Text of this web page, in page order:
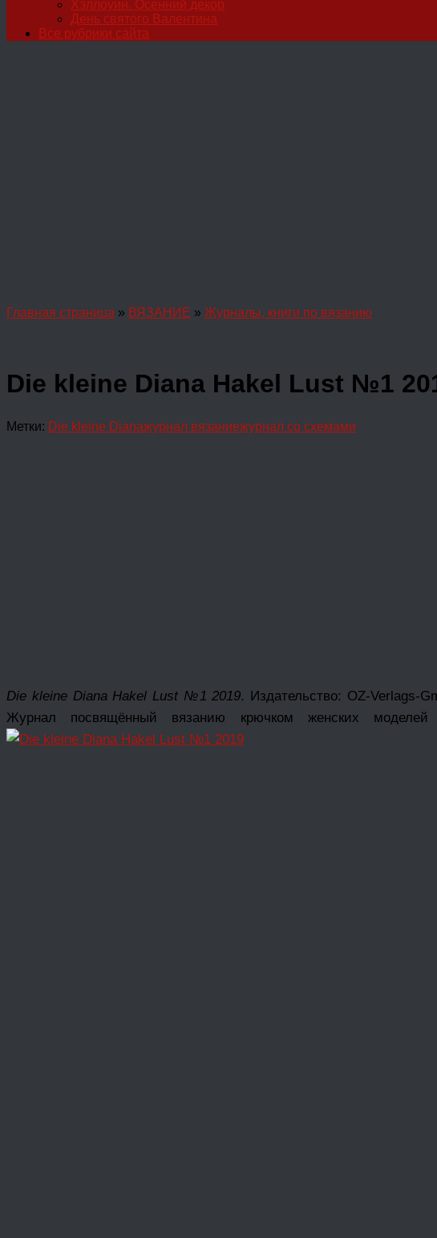
Хэллоуин. Осенний декор
День святого Валентина
Все рубрики сайта
Главная страница » ВЯЗАНИЕ » Журналы, книги по вязанию
Die kleine Diana Hakel Lust №1
Метки: Die kleine Dianaжурнал вязаниежурнал со схемами
Die kleine Diana Hakel Lust №1 2019. Издательство: OZ-Verlags-
Журнал посвящённый вязанию крючком женских